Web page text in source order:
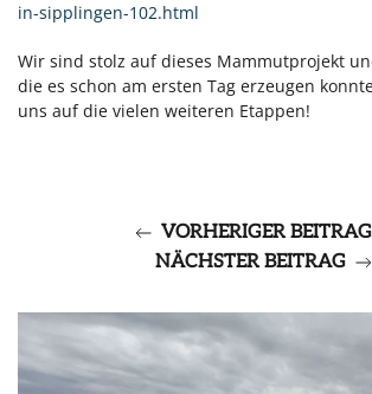
in-sipplingen-102.html
Wir sind stolz auf dieses Mammutprojekt
die es schon am ersten Tag erzeugen
uns auf die vielen weiteren Etappen!
VORHERIGER BEITRAG
NÄCHSTER BEITRAG